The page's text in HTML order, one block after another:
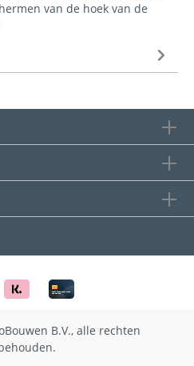
van de hoek van de
B.V., alle rechten